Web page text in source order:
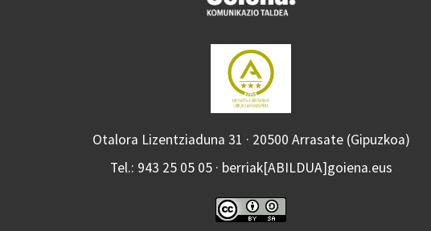
Otalora Lizentziaduna 31 · 20500 Arrasate (Gipuzkoa)
Tel.: 943 25 05 05 · berriak[ABILDUA]goiena.eus